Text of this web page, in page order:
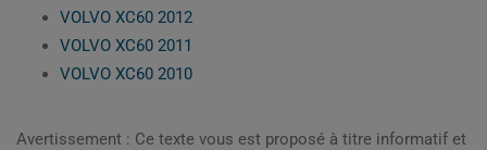
VOLVO XC60 2012
VOLVO XC60 2011
VOLVO XC60 2010
Avertissement : Ce texte vous est proposé à titre informatif et